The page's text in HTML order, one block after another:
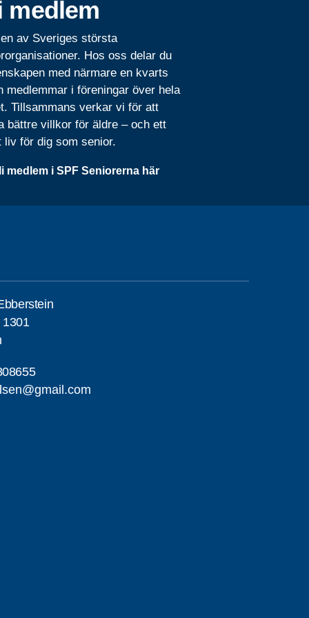
medlem
av Sveriges största
Hos oss delar du
med närmare en kvarts
medlemmar i föreningar över hela
Tillsammans verkar vi för att
bättre villkor för äldre – och ett
liv för dig som senior.
medlem i SPF Seniorerna här